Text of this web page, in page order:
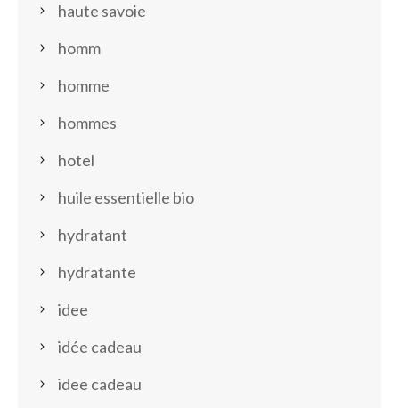
haute savoie
homm
homme
hommes
hotel
huile essentielle bio
hydratant
hydratante
idee
idée cadeau
idee cadeau